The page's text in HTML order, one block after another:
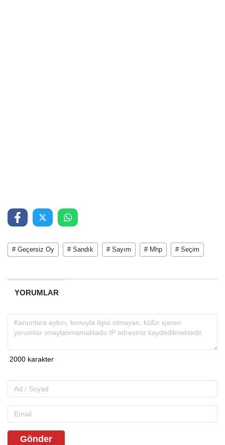
# Geçersiz Oy # Sandık # Sayım # Mhp # Seçim
YORUMLAR
Gönder